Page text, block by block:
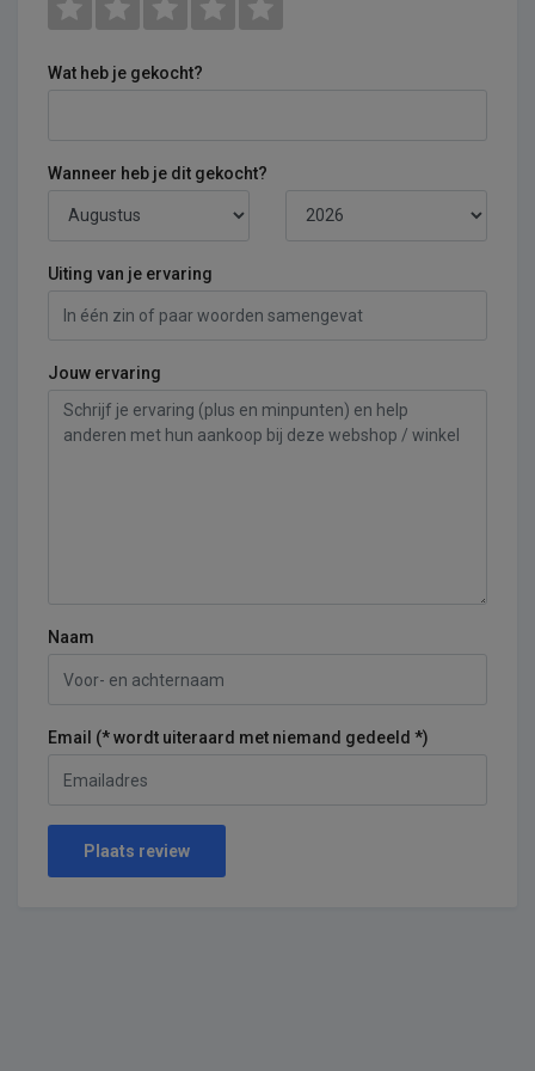
Wat heb je gekocht?
Wanneer heb je dit gekocht?
Uiting van je ervaring
Jouw ervaring
Naam
Email (* wordt uiteraard met niemand gedeeld *)
Plaats review